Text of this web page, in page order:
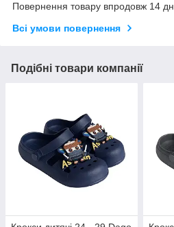
Повернення товару впродовж 14
Всі умови повернення
Подібні товари компанії